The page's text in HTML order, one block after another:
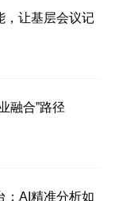
，让基层会议记
融合”路径
：AI精准分析如